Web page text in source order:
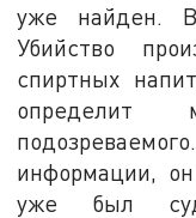
уже найден.
Убийство
спиртных
определит
информации,
уже был